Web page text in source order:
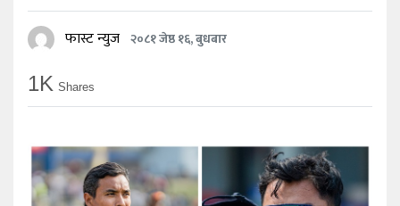
फास्ट न्युज २०८१ जेष्ठ १६, बुधबार
1K Shares